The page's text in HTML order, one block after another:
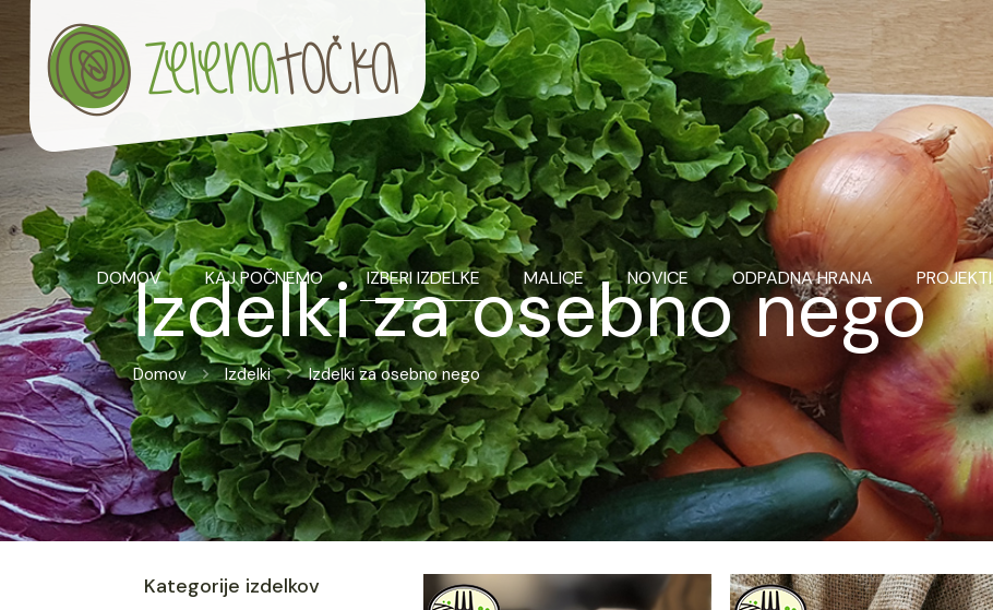
DOMOV KAJ POČNEMO IZBERI IZDELKE MALICE NOVICE ODPADNA HRANA PROJEKTI
Izdelki za osebno nego
Domov Izdelki Izdelki za osebno nego
Kategorije izdelkov